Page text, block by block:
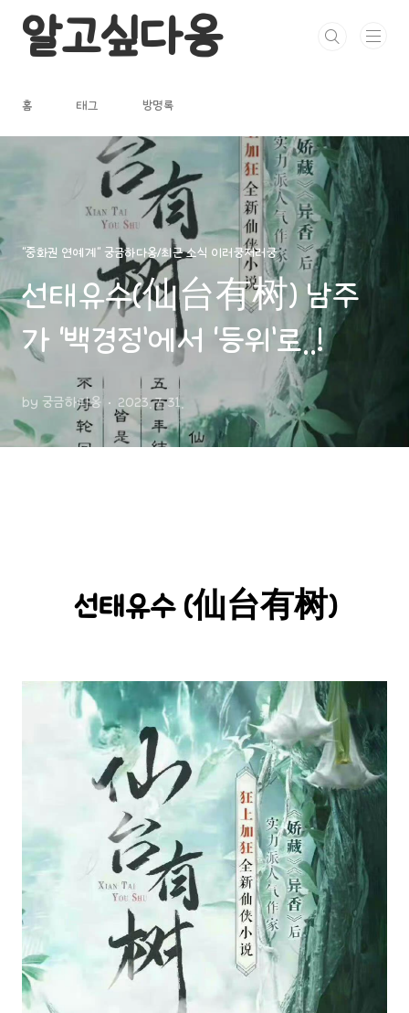
알고싶다옹
홈 태그 방명록
"중화권 연예계" 궁금하다옹/최근 소식 이러쿵저러쿵
선태유수(仙台有树) 남주
가 ‘백경정’에서 ‘등위’로..!
by 궁금하다옹 2023. 7. 31.
선태유수 (仙台有树)